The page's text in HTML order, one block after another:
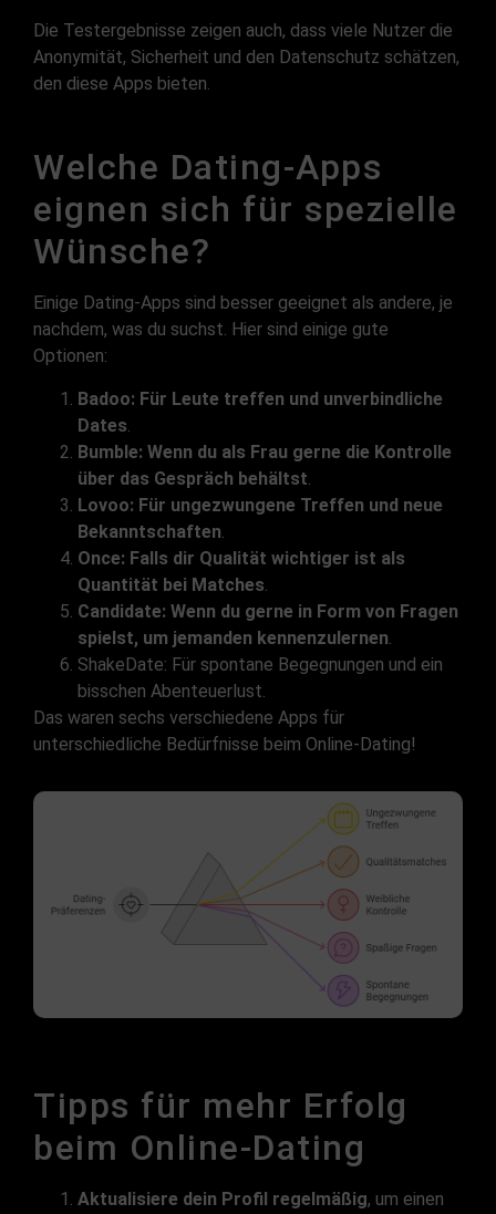
Die Testergebnisse zeigen auch, dass viele Nutzer die
Anonymität, Sicherheit und den Datenschutz schätzen,
den diese Apps bieten.
Welche Dating-Apps
eignen sich für spezielle
Wünsche?
Einige Dating-Apps sind besser geeignet als andere, je
nachdem, was du suchst. Hier sind einige gute
Optionen:
Badoo: Für Leute treffen und unverbindliche
Dates
Bumble: Wenn du als Frau gerne die Kontrolle
über das Gespräch behältst
Lovoo: Für ungezwungene Treffen und neue
Bekanntschaften
Once: Falls dir Qualität wichtiger ist als
Quantität bei Matches
Candidate: Wenn du gerne in Form von Fragen
spielst, um jemanden kennenzulernen
ShakeDate: Für spontane Begegnungen und ein
bisschen Abenteuerlust.
Das waren sechs verschiedene Apps für
unterschiedliche Bedürfnisse beim Online-Dating!
Tipps für mehr Erfolg
beim Online-Dating
Aktualisiere dein Profil regelmäßig, um einen